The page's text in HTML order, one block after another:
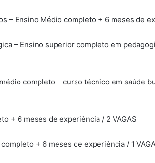
– Ensino Médio completo + 6 meses de
– Ensino superior completo em
completo – curso técnico em saúde
+ 6 meses de experiência / 2 VAGAS
+ 6 meses de experiência / 1 VAGA